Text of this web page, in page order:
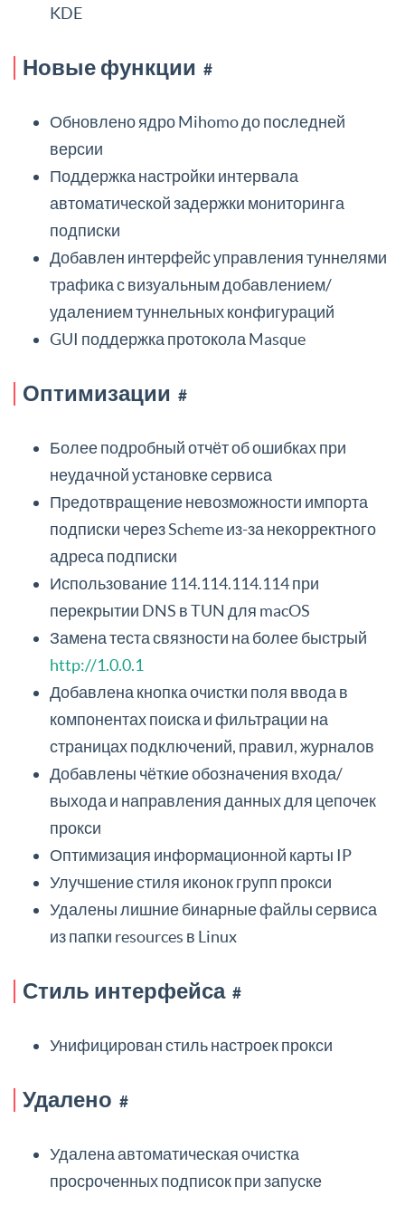
KDE
Новые функции #
Обновлено ядро Mihomo до последней
версии
Поддержка настройки интервала
автоматической задержки мониторинга
подписки
Добавлен интерфейс управления туннелями
трафика с визуальным добавлением/
удалением туннельных конфигураций
GUI поддержка протокола Masque
Оптимизации #
Более подробный отчёт об ошибках при
неудачной установке сервиса
Предотвращение невозможности импорта
подписки через Scheme из-за некорректного
адреса подписки
Использование 114.114.114.114 при
перекрытии DNS в TUN для macOS
Замена теста связности на более быстрый
http://1.0.0.1
Добавлена кнопка очистки поля ввода в
компонентах поиска и фильтрации на
страницах подключений, правил, журналов
Добавлены чёткие обозначения входа/
выхода и направления данных для цепочек
прокси
Оптимизация информационной карты IP
Улучшение стиля иконок групп прокси
Удалены лишние бинарные файлы сервиса
из папки resources в Linux
Стиль интерфейса #
Унифицирован стиль настроек прокси
Удалено #
Удалена автоматическая очистка
просроченных подписок при запуске